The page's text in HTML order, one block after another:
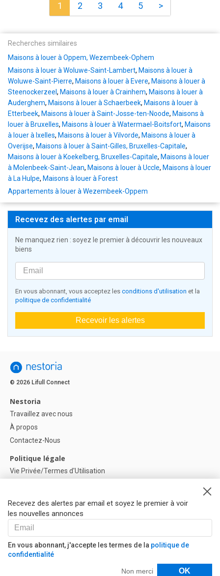
1 2 3 4 5 >
Recherches similaires
Maisons à louer à Oppem, Wezembeek-Ophem
Maisons à louer à Woluwe-Saint-Lambert, Maisons à louer à
Woluwe-Saint-Pierre, Maisons à louer à Evere, Maisons à louer à
Steenockerzeel , Maisons à louer à Crainhem, Maisons à louer à
Auderghem, Maisons à louer à Schaerbeek, Maisons à louer à
Etterbeek, Maisons à louer à Saint-Josse-ten-Noode, Maisons à
louer à Bruxelles, Maisons à louer à Watermael-Boitsfort, Maisons
à louer à Ixelles, Maisons à louer à Vilvorde, Maisons à louer à
Overijse, Maisons à louer à Saint-Gilles, Bruxelles-Capitale,
Maisons à louer à Koekelberg, Bruxelles-Capitale, Maisons à louer
à Molenbeek-Saint-Jean, Maisons à louer à Uccle, Maisons à louer
à La Hulpe, Maisons à louer à Forest
Appartements à louer à Wezembeek-Oppem
Recevez des alertes par email
Ne manquez rien : soyez le premier à découvrir les nouveaux
biens
En vous abonnant, vous acceptez les conditions d'utilisation et la
politique de confidentialité
Recevoir les alertes
Recevez des alertes par email et soyez le premier à voir
les nouvelles annonces
En vous abonnant, j'accepte les termes de la politique de
confidentialité
Non merci OK
Filtres
© 2026 Lifull Connect
Nestoria
Travaillez avec nous
À propos
Contactez-Nous
Politique légale
Vie Privée/Termes d'Utilisation
Paramètres des cookies
Aide
FAQ
Nos Partenaires